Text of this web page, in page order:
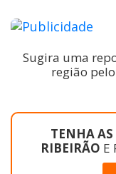
Sugira uma
região
TENHA
RIBEIRÃO E